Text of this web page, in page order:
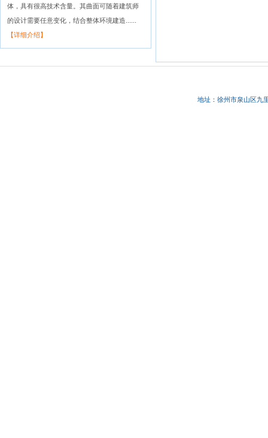
体，具有很高技术含量。其曲面可随着建筑师
的设计需要任意变化，结合整体环境建造......
【详细介绍】
地址：徐州市泉山区九